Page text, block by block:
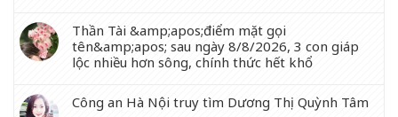
Thần Tài &amp;apos;điểm mặt gọi
tên&amp;apos; sau ngày 8/8/2026, 3 con giáp
lộc nhiều hơn sông, chính thức hết khổ
Công an Hà Nội truy tìm Dương Thị Quỳnh Tâm